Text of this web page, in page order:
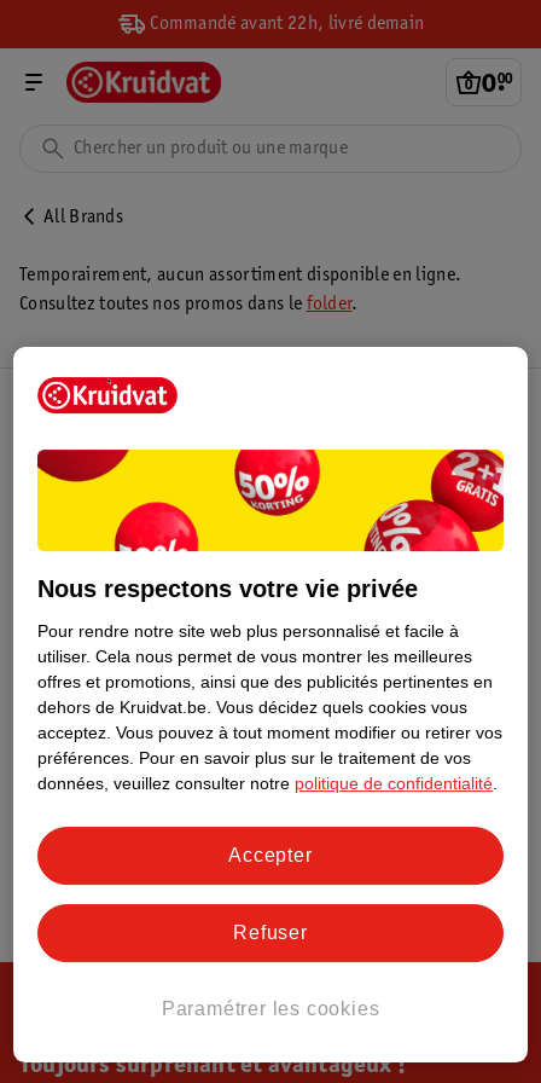
Commandé avant 22h, livré demain
0.
00
All Brands
Temporairement, aucun assortiment disponible en ligne.
Consultez toutes nos promos dans le folder.
Toujours surprenant et avantageux !
Nous respectons votre vie privée
Pour rendre notre site web plus personnalisé et facile à
utiliser. Cela nous permet de vous montrer les meilleures
offres et promotions, ainsi que des publicités pertinentes en
dehors de Kruidvat.be. Vous décidez quels cookies vous
acceptez. Vous pouvez à tout moment modifier ou retirer vos
préférences. Pour en savoir plus sur le traitement de vos
données, veuillez consulter notre politique de confidentialité
Paramétrer les cookies
Refuser
Accepter